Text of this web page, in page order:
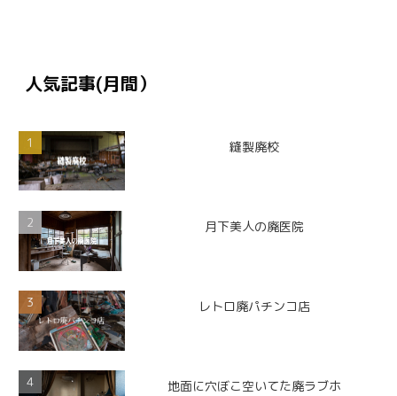
人気記事(月間）
縫製廃校
月下美人の廃医院
レトロ廃パチンコ店
地面に穴ぼこ空いてた廃ラブホ